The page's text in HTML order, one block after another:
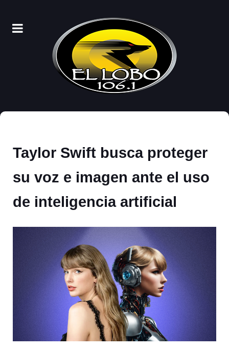
Taylor Swift busca proteger
su voz e imagen ante el uso
de inteligencia artificial